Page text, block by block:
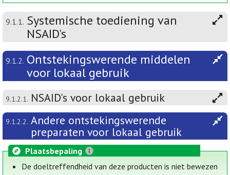
9.1.1. Systemische toediening van
NSAID's
9.1.2. Ontstekingswerende middelen
voor lokaal gebruik
9.1.2.1. NSAID's voor lokaal gebruik
9.1.2.2. Andere ontstekingswerende
preparaten voor lokaal gebruik
Plaatsbepaling
De doeltreffendheid van deze producten is niet bewezen